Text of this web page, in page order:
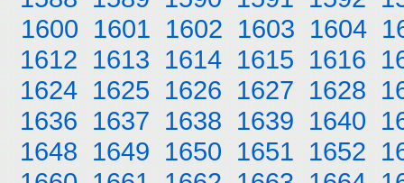
1600 1601 1602 1603 1604
1612 1613 1614 1615 1616
1624 1625 1626 1627 1628
1636 1637 1638 1639 1640
1648 1649 1650 1651 1652